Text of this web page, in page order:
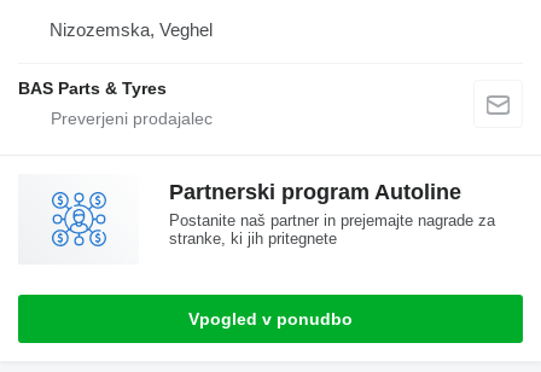
Nizozemska, Veghel
BAS Parts & Tyres
Partnerski program Autoline
Postanite naš partner in prejemajte nagrade za
stranke, ki jih pritegnete
Vpogled v ponudbo